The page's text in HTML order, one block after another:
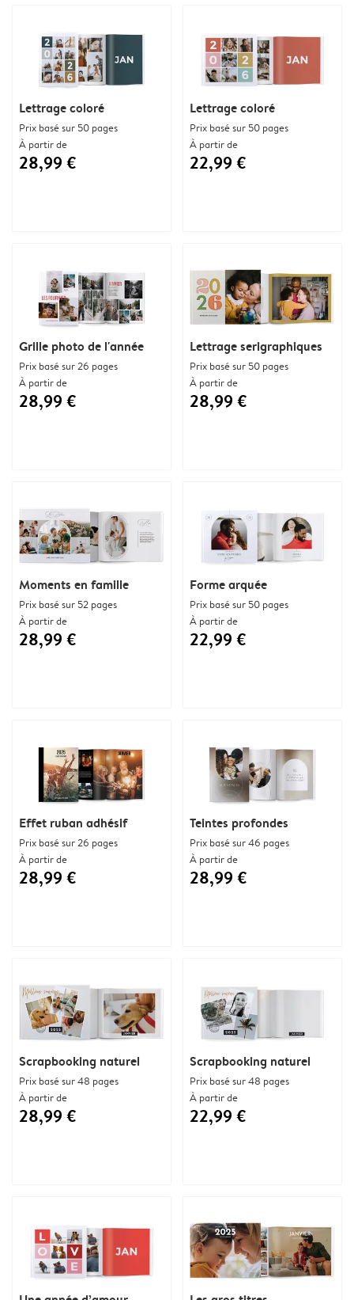
Lettrage serigraphiques
Prix basé sur 50 pages
À partir de
28,99 €
Teintes profondes
Prix basé sur 46 pages
À partir de
28,99 €
Effet ruban adhésif
Prix basé sur 26 pages
À partir de
28,99 €
Moments en famille
Prix basé sur 52 pages
À partir de
28,99 €
Lettrage coloré
Prix basé sur 50 pages
À partir de
28,99 €
Lettrage coloré
Prix basé sur 50 pages
À partir de
22,99 €
Grille photo de l'année
Prix basé sur 26 pages
À partir de
28,99 €
Forme arquée
Prix basé sur 50 pages
À partir de
22,99 €
Scrapbooking naturel
Prix basé sur 48 pages
À partir de
28,99 €
Scrapbooking naturel
Prix basé sur 48 pages
À partir de
22,99 €